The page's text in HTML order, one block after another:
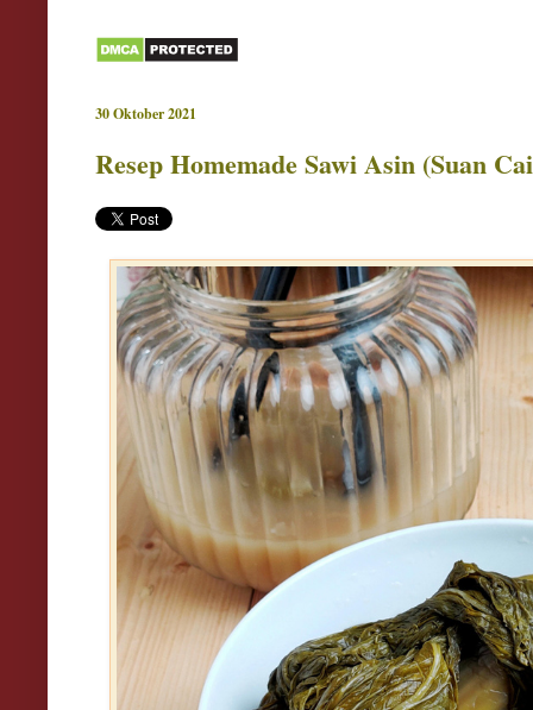
30 Oktober 2021
Resep Homemade Sawi Asin (Suan